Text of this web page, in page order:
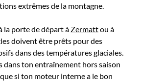
extrêmes de la montagne.
la porte de départ à Zermattou à
doivent être prêts pour des
dans des températures glaciales.
dans ton entraînement hors saison
si ton moteur interne a le bon